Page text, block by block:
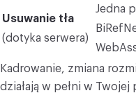
Usuwanie tła
(dotyka serwera)
Jedna
Kadrowanie, zmiana
działają w pełni w